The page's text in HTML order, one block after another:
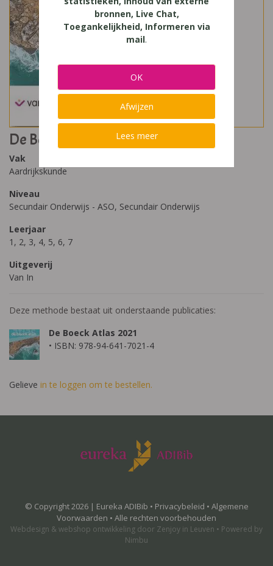
De Boeck Atlas 2021
Vak
Aardrijkskunde
Niveau
Secundair Onderwijs - ASO, Secundair Onderwijs
Leerjaar
1, 2, 3, 4, 5, 6, 7
Uitgeverij
Van In
Deze methode bestaat uit onderstaande publicaties:
De Boeck Atlas 2021
• ISBN: 978-94-641-7021-4
Gelieve in te loggen om te bestellen.
© Copyright 2026 | Eureka ADIBib • Privacybeleid • Algemene
Voorwaarden • Alle rechten voorbehouden
Webdesign & webshop ontwikkeling door Zenjoy in Leuven • Powered by
Nimbu
bronnen, Live Chat,
Toegankelijkheid, Informeren via
mail.
OK
Afwijzen
Lees meer